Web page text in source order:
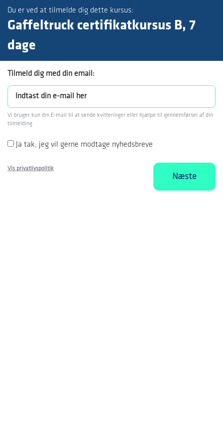
Du er ved at tilmelde dig dette kursus:
Gaffeltruck certifikatkursus B, 7
dage
Tilmeld dig med din email:
Vi bruger kun din E-mail til at sende kvitteringer eller hjælpe til gennemførsel af din
tilmelding
Ja tak, jeg vil gerne modtage nyhedsbreve
Vis privatlivspolitik